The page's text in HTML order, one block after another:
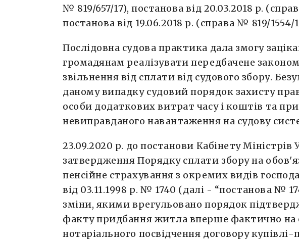
№ 819/657/17), постанова від 20.03.2018 р.
постанова від 19.06.2018 р. (справа № 819/1554/
Послідовна судова практика дала змогу
громадянам реалізувати передбачене
звільнення від сплати від судового збору.
даному випадку судовий порядок захисту
особи додаткових витрат часу і коштів та
невиправданого навантаження на судову
23.09.2020 р. до постанови Кабінету Міністрів
затвердження Порядку сплати збору на
пенсійне страхування з окремих видів
від 03.11.1998 р. № 1740 (далі - “постанова №
зміни, якими врегульовано порядок
факту придбання житла вперше фактично на
нотаріального посвідчення договору